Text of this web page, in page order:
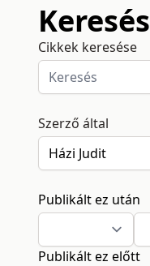
Keresés
Cikkek keresése
Szerző által
Publikált ez után
Publikált ez előtt